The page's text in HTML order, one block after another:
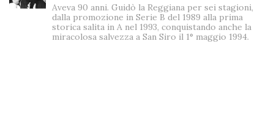
Aveva 90 anni. Guidò la Reggiana per sei stagioni,
dalla promozione in Serie B del 1989 alla prima
storica salita in A nel 1993, conquistando anche la
miracolosa salvezza a San Siro il 1° maggio 1994.